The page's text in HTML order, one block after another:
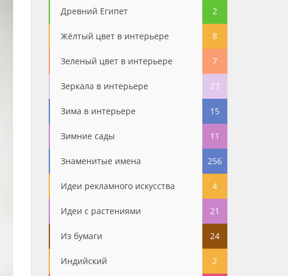
Древний Египет 2
Жёлтый цвет в интерьере 8
Зеленый цвет в интерьере 7
Зеркала в интерьере 27
Зима в интерьере 15
Зимние сады 11
Знаменитые имена 256
Идеи рекламного искусства 4
Идеи с растениями 21
Из бумаги 24
Индийский 2